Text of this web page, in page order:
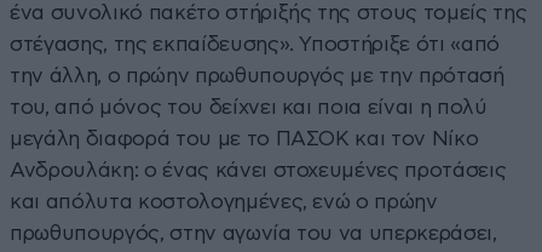
ένα συνολικό πακέτο στήριξής της στους τομείς της
στέγασης, της εκπαίδευσης». Υποστήριξε ότι «από
την άλλη, ο πρώην πρωθυπουργός με την πρότασή
του, από μόνος του δείχνει και ποια είναι η πολύ
μεγάλη διαφορά του με το ΠΑΣΟΚ και τον Νίκο
Ανδρουλάκη: ο ένας κάνει στοχευμένες προτάσεις
και απόλυτα κοστολογημένες, ενώ ο πρώην
πρωθυπουργός, στην αγωνία του να υπερκεράσει,